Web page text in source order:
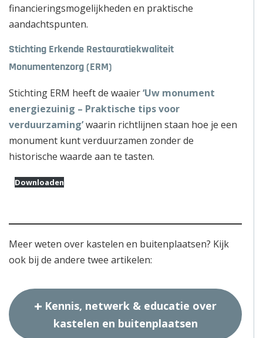
financieringsmogelijkheden en praktische
aandachtspunten.
Stichting Erkende Restauratiekwaliteit
Monumentenzorg (ERM)
Stichting ERM heeft de waaier‘Uw monument
energiezuinig – Praktische tips voor
verduurzaming’waarin richtlijnen staan hoe je een
monument kunt verduurzamen zonder de
historische waarde aan te tasten.
Downloaden
Meer weten over kastelen en buitenplaatsen? Kijk
ook bij de andere twee artikelen:
Kennis, netwerk & educatie over
kastelen en buitenplaatsen